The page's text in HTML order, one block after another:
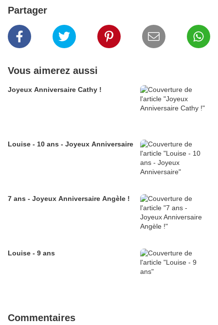
Partager
Vous aimerez aussi
Joyeux Anniversaire Cathy !
Louise - 10 ans - Joyeux Anniversaire
7 ans - Joyeux Anniversaire Angèle !
Louise - 9 ans
Commentaires